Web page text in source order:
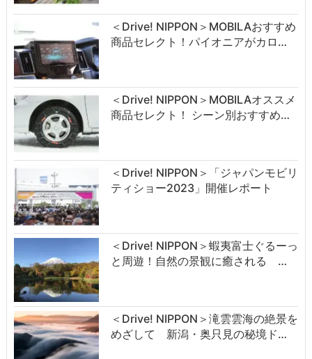
＜Drive! NIPPON＞MOBILAおすすめ
商品セレクト！パイオニアがカロ…
＜Drive! NIPPON＞MOBILAオススメ
商品セレクト！ シーン別おすすめ…
＜Drive! NIPPON＞「ジャパンモビリ
ティショー2023」開催レポート
＜Drive! NIPPON＞蝦夷富士ぐるーっ
と周遊！自然の景観に癒される …
＜Drive! NIPPON＞滝雲雲海の絶景を
めざして 新潟・奥只見の秘境ド…